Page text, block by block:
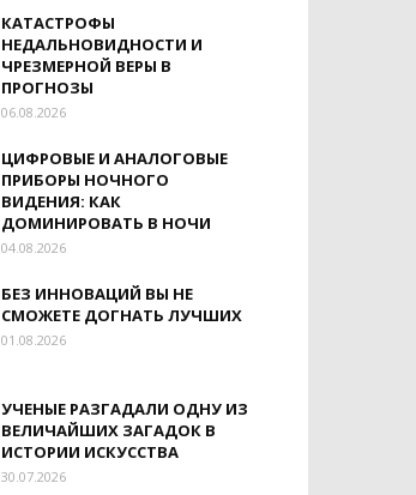
КАТАСТРОФЫ
НЕДАЛЬНОВИДНОСТИ И
ЧРЕЗМЕРНОЙ ВЕРЫ В
ПРОГНОЗЫ
06.08.2026
ЦИФРОВЫЕ И АНАЛОГОВЫЕ
ПРИБОРЫ НОЧНОГО
ВИДЕНИЯ: КАК
ДОМИНИРОВАТЬ В НОЧИ
04.08.2026
БЕЗ ИННОВАЦИЙ ВЫ НЕ
СМОЖЕТЕ ДОГНАТЬ ЛУЧШИХ
01.08.2026
УЧЕНЫЕ РАЗГАДАЛИ ОДНУ ИЗ
ВЕЛИЧАЙШИХ ЗАГАДОК В
ИСТОРИИ ИСКУССТВА
30.07.2026